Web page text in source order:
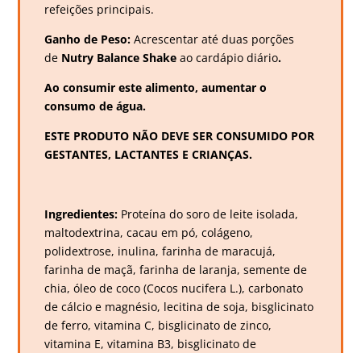
refeições principais.
Ganho de Peso: Acrescentar até duas porções
de Nutry Balance Shakeao cardápio diário.
Ao consumir este alimento, aumentar o
consumo de água.
ESTE PRODUTO NÃO DEVE SER CONSUMIDO POR
GESTANTES, LACTANTES E CRIANÇAS.
Ingredientes: Proteína do soro de leite isolada,
maltodextrina, cacau em pó, colágeno,
polidextrose, inulina, farinha de maracujá,
farinha de maçã, farinha de laranja, semente de
chia, óleo de coco (Cocos nucifera L.), carbonato
de cálcio e magnésio, lecitina de soja, bisglicinato
de ferro, vitamina C, bisglicinato de zinco,
vitamina E, vitamina B3, bisglicinato de